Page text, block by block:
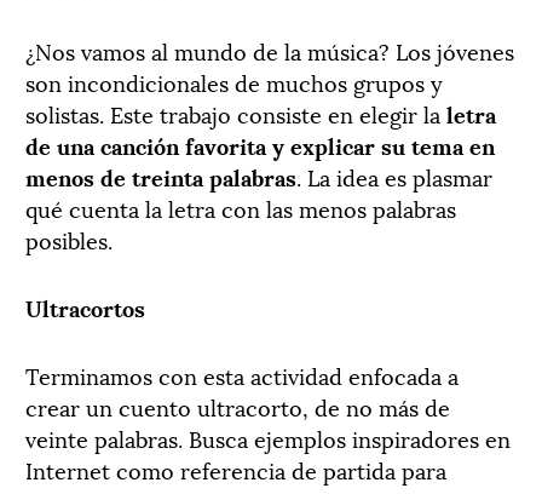
¿Nos vamos al mundo de la música? Los jóvenes
son incondicionales de muchos grupos y
solistas. Este trabajo consiste en elegir la letra
de una canción favorita y explicar su tema en
menos de treinta palabras. La idea es plasmar
qué cuenta la letra con las menos palabras
posibles.
Ultracortos
Terminamos con esta actividad enfocada a
crear un cuento ultracorto, de no más de
veinte palabras. Busca ejemplos inspiradores en
Internet como referencia de partida para